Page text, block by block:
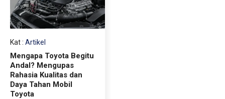
Artikel
Kat: Artikel
Mengapa Toyota Begitu
Andal? Mengupas
Rahasia Kualitas dan
Daya Tahan Mobil
Toyota